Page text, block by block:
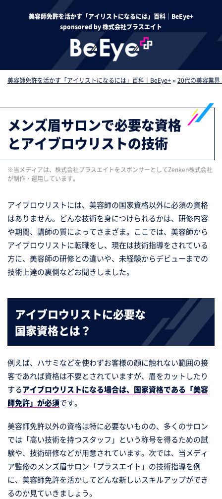
美容師免許を活かす「アイリストになるには」百科｜BeEye+
sponsored by 株式会社プラスエイト
美容師免許を活かす「アイリストになるには」百科｜BeEye+»20代の美容業界
メンズ眉サロンで必要な資格
とアイブロウリストの技術
アイブロウリストには、美容師の国家資格以外に必須の資格
はありません。どんな技術を身につけられるかは、研修内容
や期間、講師の質によってさまざま。ここでは、美容師から
アイブロウリストに転職をし、現在は技術指導をされている
方に、美容師の研修との違いや、未経験からデビューまでの
技術上達の裏側などお聞きしました。
アイブロウリストに必要な
国家資格とは？
例えば、ハサミなどを使わずお客様の顔に触れない範囲の接
客であれば資格は不要とされていますが、眉をカットしたり
するアイブロウリストになる場合は、国家資格である「美容
師免許」が必須です。
美容師免許以外の資格は特に必要ないものの、多くのサロン
では「高い技術を持つスタッフ」という称号を得るための試
験や、技術研修などが用意されています。次では、当メディ
ア監修のメンズ眉サロン「プラスエイト」の技術指導を例
に、美容師免許を活かしてどんな新しいスキルアップができ
るのか見ていきましょう。